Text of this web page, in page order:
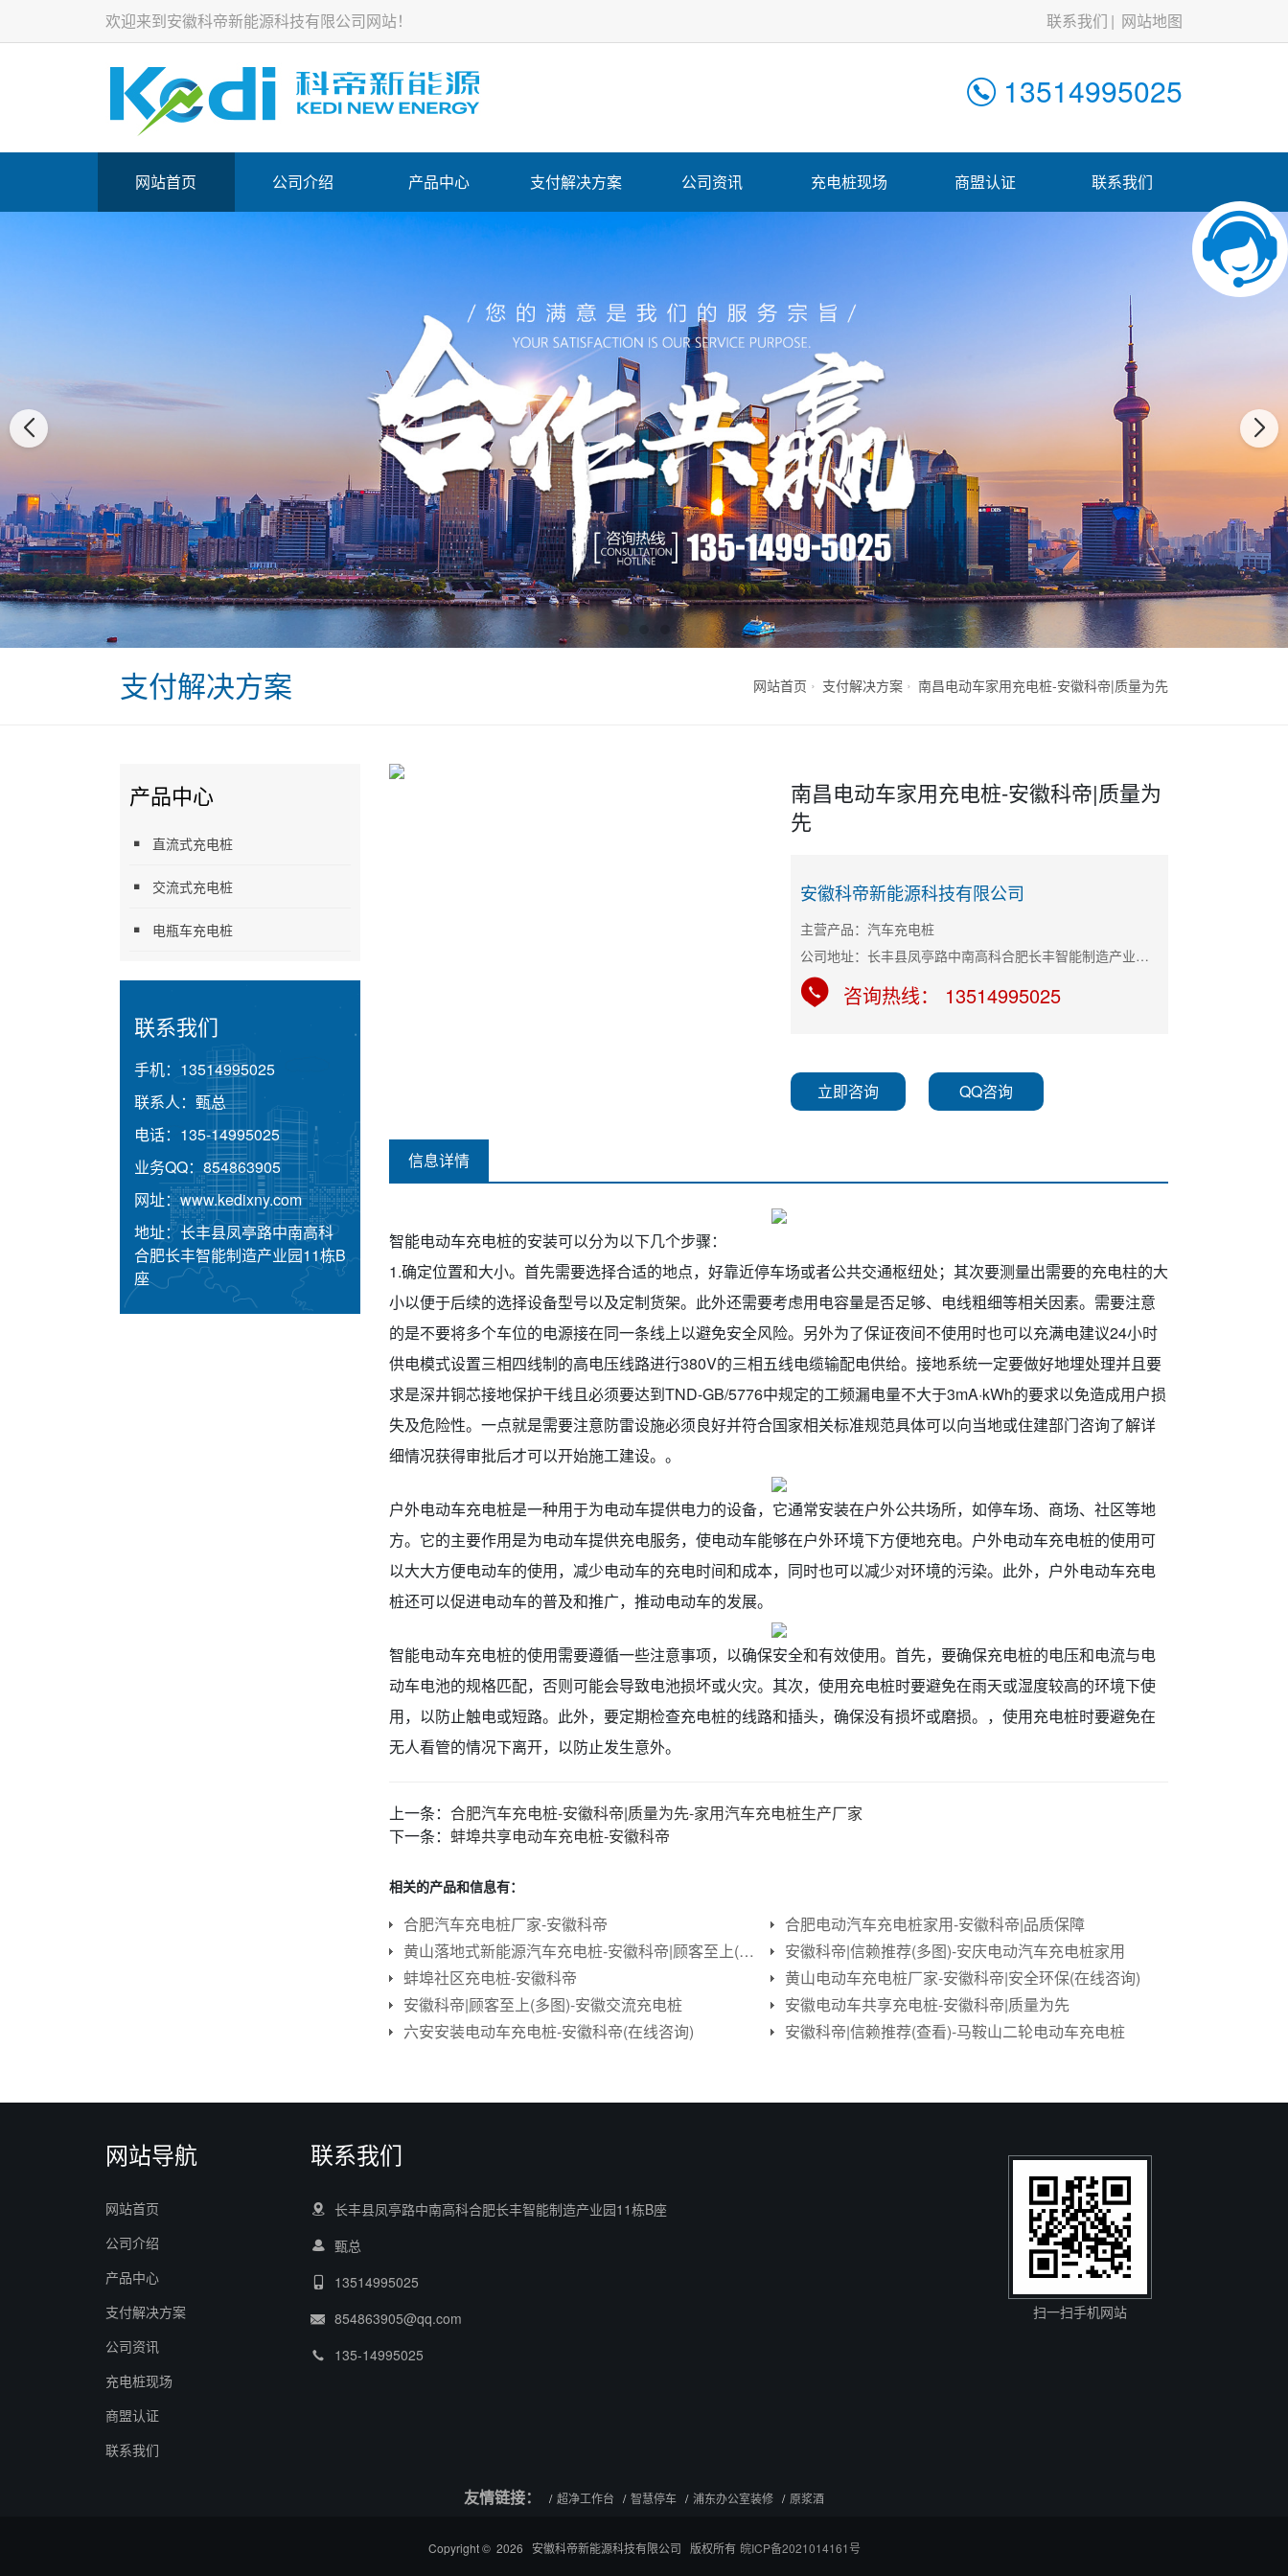
欢迎来到安徽科帝新能源科技有限公司网站！ 联系我们 网站地图
13514995025
网站首页 公司介绍 产品中心 支付解决方案 公司资讯 充电桩现场 商盟认证 联系我们
支付解决方案 网站首页 支付解决方案 南昌电动车家用充电桩-安徽科帝|质量为先
产品中心
直流式充电桩
交流式充电桩
电瓶车充电桩
联系我们
手机： 13514995025
联系人： 甄总
电话： 135-14995025
业务QQ： 854863905
网址：www.kedixny.com
地址：长丰县凤亭路中南高科
合肥长丰智能制造产业园11栋B
座
南昌电动车家用充电桩-安徽科帝|质量为
先
安徽科帝新能源科技有限公司
主营产品：汽车充电桩
公司地址：长丰县凤亭路中南高科合肥长丰智能制造产业园11栋B座
咨询热线： 13514995025
立即咨询 QQ咨询
信息详情
智能电动车充电桩的安装可以分为以下几个步骤：
1.确定位置和大小。首先需要选择合适的地点，好靠近停车场或者公共交通枢纽处；其次要测量出需要的充电柱的大
小以便于后续的选择设备型号以及定制货架。此外还需要考虑用电容量是否足够、电线粗细等相关因素。需要注意
的是不要将多个车位的电源接在同一条线上以避免安全风险。另外为了保证夜间不使用时也可以充满电建议24小时
供电模式设置三相四线制的高电压线路进行380V的三相五线电缆输配电供给。接地系统一定要做好地埋处理并且要
求是深井铜芯接地保护干线且必须要达到TND-GB/5776中规定的工频漏电量不大于3mA·kWh的要求以免造成用户损
失及危险性。一点就是需要注意防雷设施必须良好并符合国家相关标准规范具体可以向当地或住建部门咨询了解详
细情况获得审批后才可以开始施工建设。。
户外电动车充电桩是一种用于为电动车提供电力的设备，它通常安装在户外公共场所，如停车场、商场、社区等地
方。它的主要作用是为电动车提供充电服务，使电动车能够在户外环境下方便地充电。户外电动车充电桩的使用可
以大大方便电动车的使用，减少电动车的充电时间和成本，同时也可以减少对环境的污染。此外，户外电动车充电
桩还可以促进电动车的普及和推广，推动电动车的发展。
智能电动车充电桩的使用需要遵循一些注意事项，以确保安全和有效使用。首先，要确保充电桩的电压和电流与电
动车电池的规格匹配，否则可能会导致电池损坏或火灾。其次，使用充电桩时要避免在雨天或湿度较高的环境下使
用，以防止触电或短路。此外，要定期检查充电桩的线路和插头，确保没有损坏或磨损。，使用充电桩时要避免在
无人看管的情况下离开，以防止发生意外。
上一条： 合肥汽车充电桩-安徽科帝|质量为先-家用汽车充电桩生产厂家
下一条： 蚌埠共享电动车充电桩-安徽科帝
相关的产品和信息有：
合肥汽车充电桩厂家-安徽科帝
合肥电动汽车充电桩家用-安徽科帝|品质保障
黄山落地式新能源汽车充电桩-安徽科帝|顾客至上(在线咨询)
安徽科帝|信赖推荐(多图)-安庆电动汽车充电桩家用
蚌埠社区充电桩-安徽科帝
黄山电动车充电桩厂家-安徽科帝|安全环保(在线咨询)
安徽科帝|顾客至上(多图)-安徽交流充电桩
安徽电动车共享充电桩-安徽科帝|质量为先
六安安装电动车充电桩-安徽科帝(在线咨询)
安徽科帝|信赖推荐(查看)-马鞍山二轮电动车充电桩
网站导航
网站首页
公司介绍
产品中心
支付解决方案
公司资讯
充电桩现场
商盟认证
联系我们
联系我们
长丰县凤亭路中南高科合肥长丰智能制造产业园11栋B座
甄总
13514995025
854863905@qq.com
135-14995025
扫一扫手机网站
友情链接： 超净工作台 智慧停车 浦东办公室装修 原浆酒
Copyright © 2026 安徽科帝新能源科技有限公司 版权所有 皖ICP备2021014161号